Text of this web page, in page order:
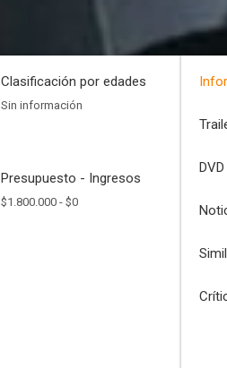
Clasificación por edades
Sin información
Presupuesto - Ingresos
$1.800.000 - $0